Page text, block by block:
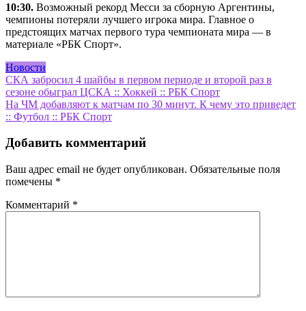
10:30. Возможный рекорд Месси за сборную Аргентины,
чемпионы потеряли лучшего игрока мира. Главное о
предстоящих матчах первого тура чемпионата мира — в
материале «РБК Спорт».
Новости
Навигация
по
записям
СКА забросил 4 шайбы в первом периоде и второй раз в
сезоне обыграл ЦСКА :: Хоккей :: РБК Спорт
На ЧМ добавляют к матчам по 30 минут. К чему это приведет
:: Футбол :: РБК Спорт
Добавить комментарий
Ваш адрес email не будет опубликован. Обязательные поля
помечены *
Комментарий *